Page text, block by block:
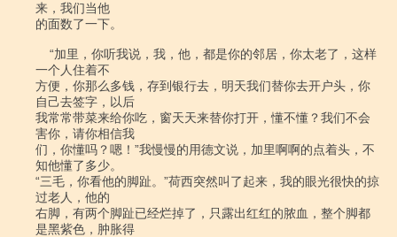
来，我们当他
的面数了一下。
一个人住着不
方便，你那么多钱，存到银行去，明天我们替你去开户头，你
自己去签字，以后
我常常带菜来给你吃，窗天天来替你打开，懂不懂？我们不会
害你，请你相信我
们，你懂吗？嗯！”我慢慢的用德文说，加里啊啊的点着头，不
知他懂了多少。
“三毛，你看他的脚趾。”荷西突然叫了起来，我的眼光很快的掠
过老人，他的
右脚，有两个脚趾已经烂掉了，只露出红红的脓血，整个脚都
是黑紫色，肿胀得